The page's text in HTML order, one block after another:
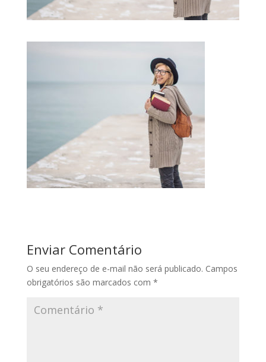
Enviar Comentário
O seu endereço de e-mail não será publicado. Campos
obrigatórios são marcados com *